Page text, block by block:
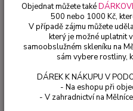
Objednat můžete také
500 nebo 1000 Kč,
V případě zájmu můžete
který je možné uplatnit
samoobslužném skleníku na
sám vybere rostliny,
DÁREK K NÁKUPU V
- Na eshopu při
- V zahradnictví na